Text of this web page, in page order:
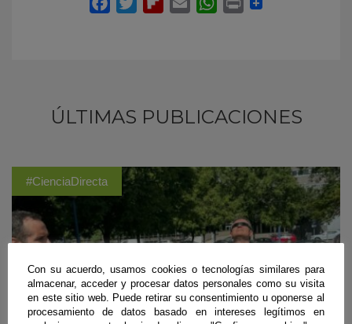
ÚLTIMAS PUBLICACIONES
#CienciaDirecta
Con su acuerdo, usamos cookies o tecnologías similares para
almacenar, acceder y procesar datos personales como su visita
en este sitio web. Puede retirar su consentimiento u oponerse al
procesamiento de datos basado en intereses legítimos en